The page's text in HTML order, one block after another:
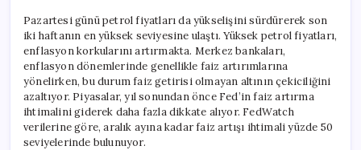
Pazartesi günü petrol fiyatları da yükselişini sürdürerek son
iki haftanın en yüksek seviyesine ulaştı. Yüksek petrol fiyatları,
enflasyon korkularını artırmakta. Merkez bankaları,
enflasyon dönemlerinde genellikle faiz artırımlarına
yönelirken, bu durum faiz getirisi olmayan altının çekiciliğini
azaltıyor. Piyasalar, yıl sonundan önce Fed’in faiz artırma
ihtimalini giderek daha fazla dikkate alıyor. FedWatch
verilerine göre, aralık ayına kadar faiz artışı ihtimali yüzde 50
seviyelerinde bulunuyor.